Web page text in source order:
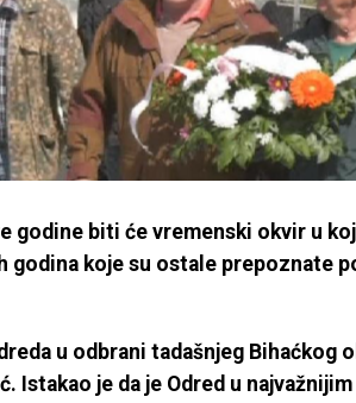
godine biti će vremenski okvir u
godina koje su ostale prepoznate
u odbrani tadašnjeg Bihaćkog
Istakao je da je Odred u